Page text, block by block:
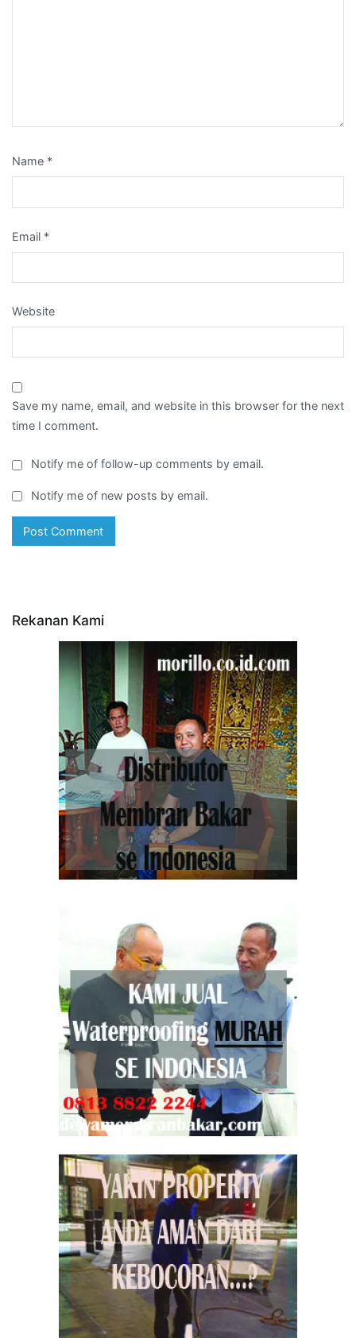
Name *
Email *
Website
Save my name, email, and website in this browser for the next
time I comment.
Notify me of follow-up comments by email.
Notify me of new posts by email.
Rekanan Kami